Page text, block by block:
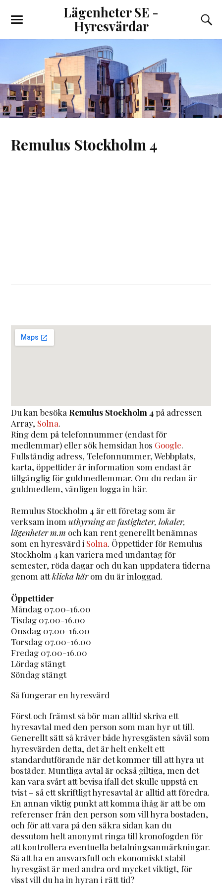
Lägenheter SE -
Hyresvärdar
Remulus Stockholm 4
Du kan besöka Remulus Stockholm 4på adressen
Array, Solna.
Ring dem på telefonnummer (endast för
medlemmar) eller sök hemsidan hos Google.
Fullständig adress, Telefonnummer, Webbplats,
karta, öppettider är information som endast är
tillgänglig för guldmedlemmar. Om du redan är
guldmedlem, vänligen logga in här.
Remulus Stockholm 4 är ett företag som är
verksam inomuthyrning av fastigheter, lokaler,
lägenheter m.m och kan rent generellt benämnas
som en hyresvärd i Solna. Öppettider för Remulus
Stockholm 4 kan variera med undantag för
semester, röda dagar och du kan uppdatera tiderna
genom attklicka härom du är inloggad.
Öppettider
Måndag 07.00-16.00
Tisdag 07.00-16.00
Onsdag 07.00-16.00
Torsdag 07.00-16.00
Fredag 07.00-16.00
Lördag stängt
Söndag stängt
Så fungerar en hyresvärd
Först och främst så bör man alltid skriva ett
hyresavtal med den person som man hyr ut till.
Generellt sätt så kräver både hyresgästen såväl som
hyresvärden detta, det är helt enkelt ett
standardutförande när det kommer till att hyra ut
bostäder. Muntliga avtal är också giltiga, men det
kan vara svårt att bevisa ifall det skulle uppstå en
tvist – så ett skriftligt hyresavtal är alltid att föredra.
En annan viktig punkt att komma ihåg är att be om
referenser från den person som vill hyra bostaden,
och för att vara på den säkra sidan kan du
dessutom helt anonymt ringa till kronofogden för
att kontrollera eventuella betalningsanmärkningar.
Så att ha en ansvarsfull och ekonomiskt stabil
hyresgäst är med andra ord mycket viktigt, för
visst vill du ha in hyran i rätt tid?